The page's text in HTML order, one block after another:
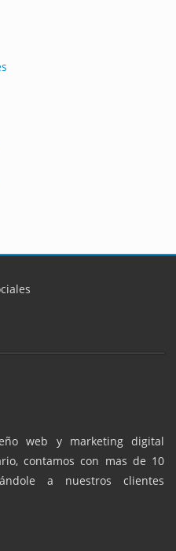
web y marketing digital
contamos con mas de 10
a nuestros clientes